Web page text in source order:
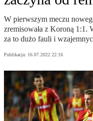
W pierwszym meczu
zremisowała z Koroną 1:1.
za to dużo fauli i
Publikacja: 16.07.2022 22:16